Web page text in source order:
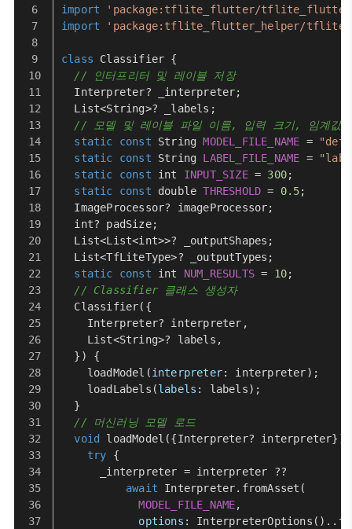
import
'package:tflite_flutter/
import
'package:tflite_flutter_helper/
class Classifier {
// 인터프리터 및 레이블 저장
Interpreter? _interpreter;
List<String>? _labels;
// 모델 및 레이블 파일 이름, 입력 크기, 임계값
static
const String MODEL_FILE_NAME =
static
const String LABEL_FILE_NAME =
static
const int INPUT_SIZE = 300;
static
const double THRESHOLD = 0.5;
ImageProcessor? imageProcessor;
  int? padSize;
List<List<int>>? _outputShapes;
List<TfLiteType>? _outputTypes;
static
const int NUM_RESULTS = 10;
// Classifier 클래스 생성자
Classifier({
Interpreter? interpreter,
List<String>? labels,
  }) {
loadModel (interpreter: interpreter);
loadLabels (labels : labels);
  }
// 머신러닝 모델 로드
void
loadModel ({Interpreter? interpreter})
try {
      _interpreter = interpreter ??
await
Interpreter. fromAsset (
MODEL_FILE_NAME,
options : InterpreterOptions ()..